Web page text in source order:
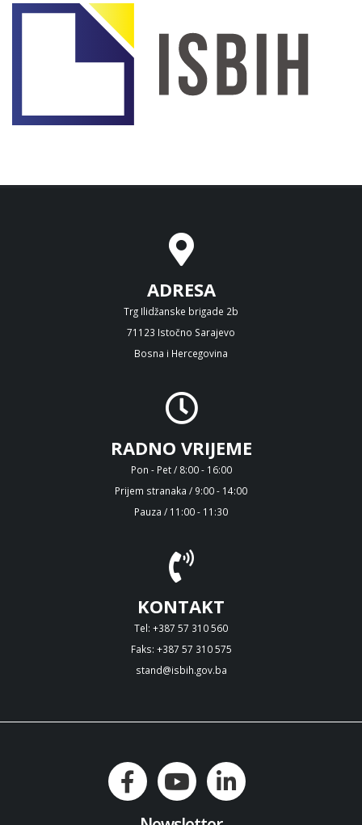
ADRESA
Trg Ilidžanske brigade 2b
71123 Istočno Sarajevo
Bosna i Hercegovina
RADNO VRIJEME
Pon - Pet / 8:00 - 16:00
Prijem stranaka / 9:00 - 14:00
Pauza / 11:00 - 11:30
KONTAKT
Tel: +387 57 310 560
Faks: +387 57 310 575
stand@isbih.gov.ba